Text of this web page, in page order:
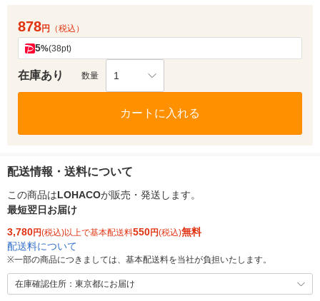
878円 （税込）
5%(38pt)
在庫あり 数量 1
カートに入れる
配送情報・送料について
この商品はLOHACOが販売・発送します。
最短翌日お届け
3,780円(税込)以上で基本配送料550円(税込)無料
配送料について
※一部の商品につきましては、基本配送料を当社が負担いたします。
在庫確認住所：東京都にお届け